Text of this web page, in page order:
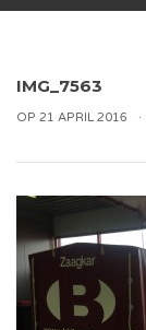
IMG_7563
OP 21 APRIL 2016